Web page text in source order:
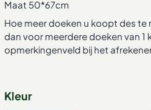
Maat 50*67cm
Hoe meer doeken u koopt des te
dan voor meerdere doeken van 1
opmerkingenveld bij het
Maak een keuze voor
Kleur